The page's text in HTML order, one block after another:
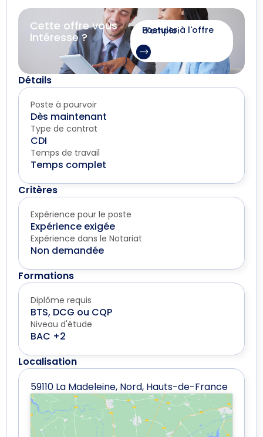
Cette offre vous
intéresse ?
Postuler à l'offre d'emploi
Détails
Poste à pourvoir
Dès maintenant
Type de contrat
CDI
Temps de travail
Temps complet
Critères
Expérience pour le poste
Expérience exigée
Expérience dans le Notariat
Non demandée
Formations
Diplôme requis
BTS, DCG ou CQP
Niveau d'étude
BAC +2
Localisation
59110 La Madeleine, Nord, Hauts-de-France